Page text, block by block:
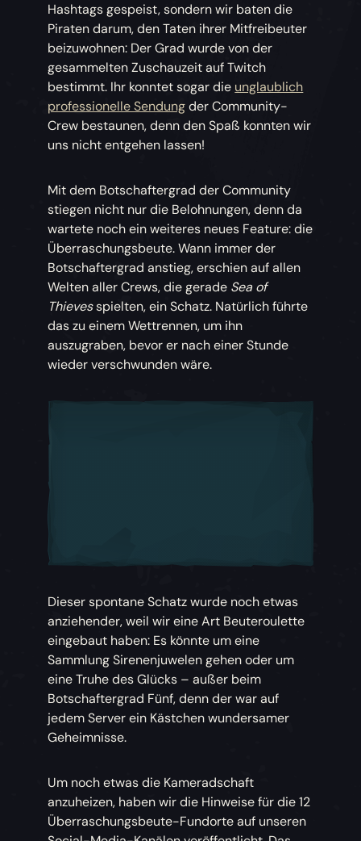
Hashtags gespeist, sondern wir baten die
Piraten darum, den Taten ihrer Mitfreibeuter
beizuwohnen: Der Grad wurde von der
gesammelten Zuschauzeit auf Twitch
bestimmt. Ihr konntet sogar die unglaublich
professionelle Sendungder Community-
Crew bestaunen, denn den Spaß konnten wir
uns nicht entgehen lassen!
Mit dem Botschaftergrad der Community
stiegen nicht nur die Belohnungen, denn da
wartete noch ein weiteres neues Feature: die
Überraschungsbeute. Wann immer der
Botschaftergrad anstieg, erschien auf allen
Welten aller Crews, die gerade Sea of
Thievesspielten, ein Schatz. Natürlich führte
das zu einem Wettrennen, um ihn
auszugraben, bevor er nach einer Stunde
wieder verschwunden wäre.
Dieser spontane Schatz wurde noch etwas
anziehender, weil wir eine Art Beuteroulette
eingebaut haben: Es könnte um eine
Sammlung Sirenenjuwelen gehen oder um
eine Truhe des Glücks – außer beim
Botschaftergrad Fünf, denn der war auf
jedem Server ein Kästchen wundersamer
Geheimnisse.
Um noch etwas die Kameradschaft
anzuheizen, haben wir die Hinweise für die 12
Überraschungsbeute-Fundorte auf unseren